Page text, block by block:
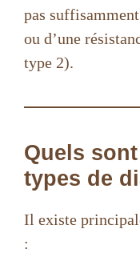
pas
ou d’une
type 2).
Quels
types de
Il existe
: